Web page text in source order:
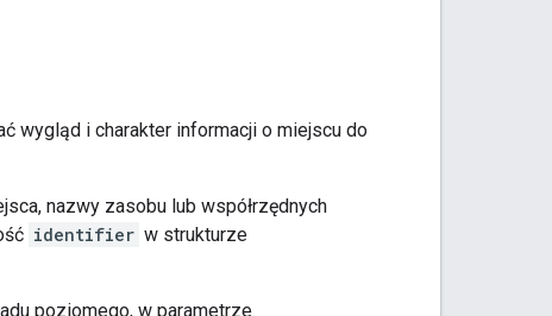
wygląd i charakter informacji o miejscu do
nazwy zasobu lub współrzędnych
identifier w strukturze
poziomego, w parametrze